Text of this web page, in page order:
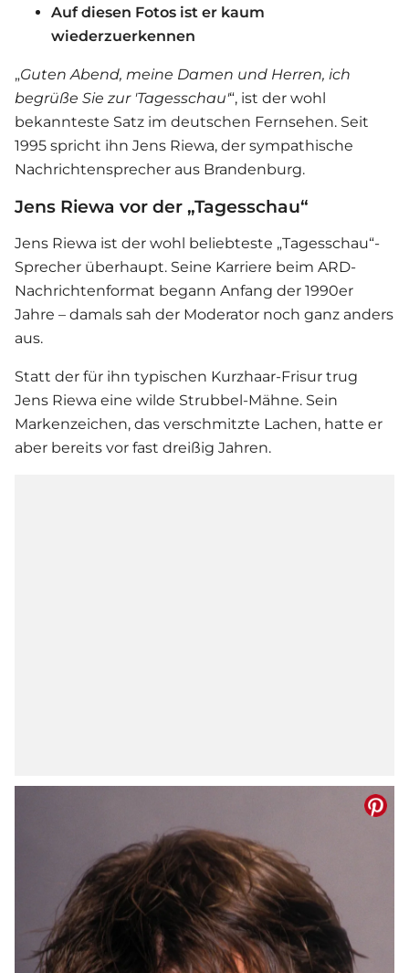
Auf diesen Fotos ist er kaum
wiederzuerkennen
„Guten Abend, meine Damen und Herren, ich
begrüße Sie zur 'Tagesschau'“, ist der wohl
bekannteste Satz im deutschen Fernsehen. Seit
1995 spricht ihn Jens Riewa, der sympathische
Nachrichtensprecher aus Brandenburg.
Jens Riewa vor der „Tagesschau“
Jens Riewa ist der wohl beliebteste „Tagesschau“-
Sprecher überhaupt. Seine Karriere beim ARD-
Nachrichtenformat begann Anfang der 1990er
Jahre – damals sah der Moderator noch ganz anders
aus.
Statt der für ihn typischen Kurzhaar-Frisur trug
Jens Riewa eine wilde Strubbel-Mähne. Sein
Markenzeichen, das verschmitzte Lachen, hatte er
aber bereits vor fast dreißig Jahren.